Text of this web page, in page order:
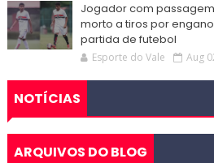
Jogador com
morto a tiros por
partida de futebol
Esporte do Vale Aug
NOTÍCIAS
ARQUIVOS DO BLOG